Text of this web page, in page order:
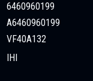
6460960199
A6460960199
VF40A132
IHI